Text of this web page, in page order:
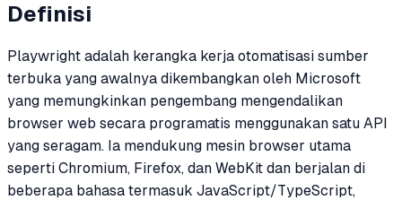
Definisi
Playwright adalah kerangka kerja otomatisasi sumber
terbuka yang awalnya dikembangkan oleh Microsoft
yang memungkinkan pengembang mengendalikan
browser web secara programatis menggunakan satu API
yang seragam. Ia mendukung mesin browser utama
seperti Chromium, Firefox, dan WebKit dan berjalan di
beberapa bahasa termasuk JavaScript/TypeScript,